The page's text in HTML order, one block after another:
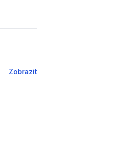
Zobrazit